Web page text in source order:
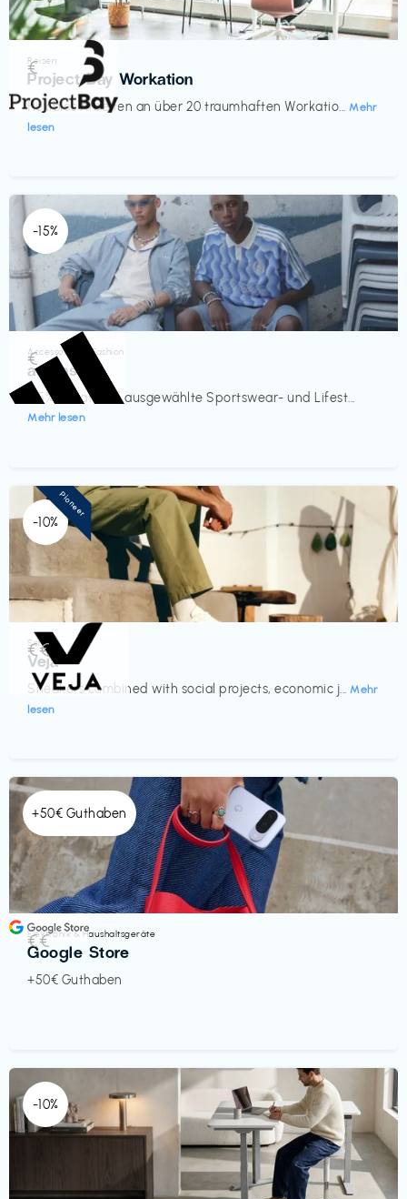
Reisen
Project Bay Workation
flexibles Arbeiten an über 20 traumhaften Workatio... Mehr
lesen
€‎
-15%
Accessoires & Fashion
adidas
-15% Rabatt auf ausgewählte Sportswear- und Lifest...
Mehr lesen
€‎
-10%
Schuhe
Veja
Sneakers combined with social projects, economic j... Mehr
lesen
€€‎
Pioneer
+50€ Guthaben
Elektronik & Haushaltsgeräte
Google Store
+50€ Guthaben
€€‎
-10%